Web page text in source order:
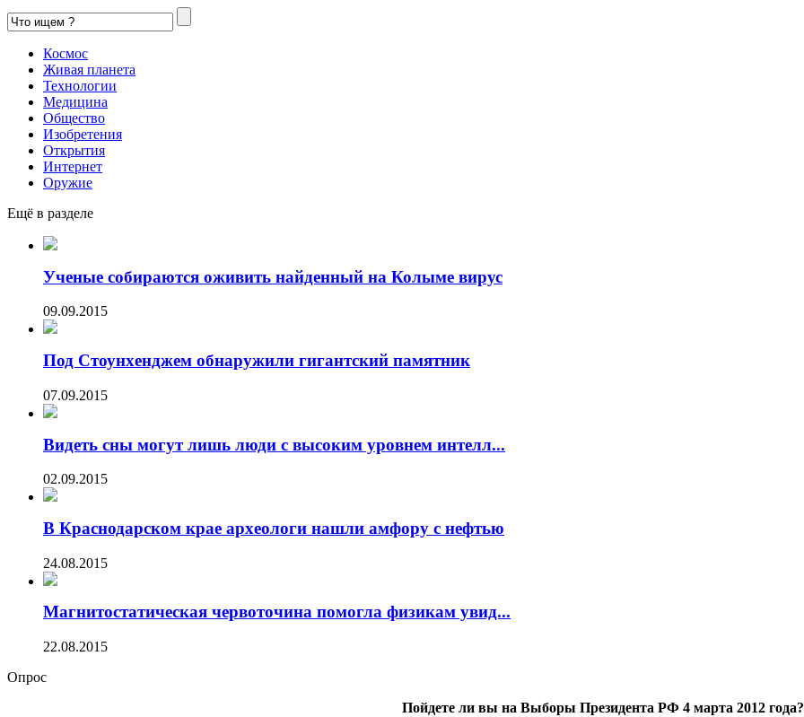
Космос
Живая планета
Технологии
Медицина
Общество
Изобретения
Открытия
Интернет
Оружие
Ещё в разделе
Ученые собираются оживить найденный на Колыме вирус
09.09.2015
Под Стоунхенджем обнаружили гигантский памятник
07.09.2015
Видеть сны могут лишь люди с высоким уровнем интелл...
02.09.2015
В Краснодарском крае археологи нашли амфору с нефтью
24.08.2015
Магнитостатическая червоточина помогла физикам увид...
22.08.2015
Опрос
Пойдете ли вы на Выборы Президента РФ 4 марта 2012 года?